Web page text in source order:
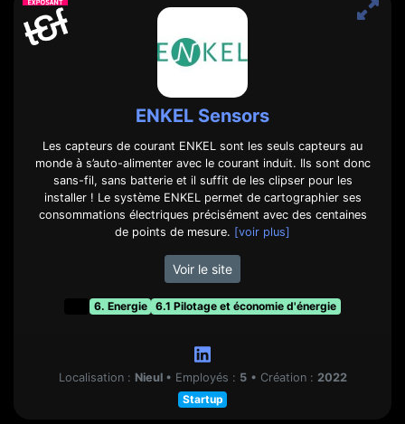
ENKEL Sensors
Les capteurs de courant ENKEL sont les seuls capteurs au
monde à s’auto-alimenter avec le courant induit. Ils sont donc
sans-fil, sans batterie et il suffit de les clipser pour les
installer ! Le système ENKEL permet de cartographier ses
consommations électriques précisément avec des centaines
de points de mesure. [voir plus]
Voir le site
6. Energie 6.1 Pilotage et économie d'énergie
Localisation : Nieul • Employés : 5 • Création : 2022
Startup